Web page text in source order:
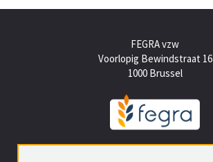
FEGRA vzw
Voorlopig Bewindstraat 16
1000 Brussel